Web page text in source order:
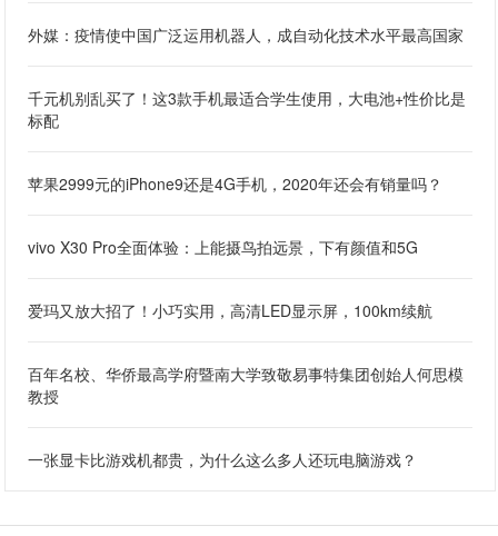
外媒：疫情使中国广泛运用机器人，成自动化技术水平最高国家
千元机别乱买了！这3款手机最适合学生使用，大电池+性价比是
标配
苹果2999元的iPhone9还是4G手机，2020年还会有销量吗？
vivo X30 Pro全面体验：上能摄鸟拍远景，下有颜值和5G
爱玛又放大招了！小巧实用，高清LED显示屏，100km续航
百年名校、华侨最高学府暨南大学致敬易事特集团创始人何思模
教授
一张显卡比游戏机都贵，为什么这么多人还玩电脑游戏？